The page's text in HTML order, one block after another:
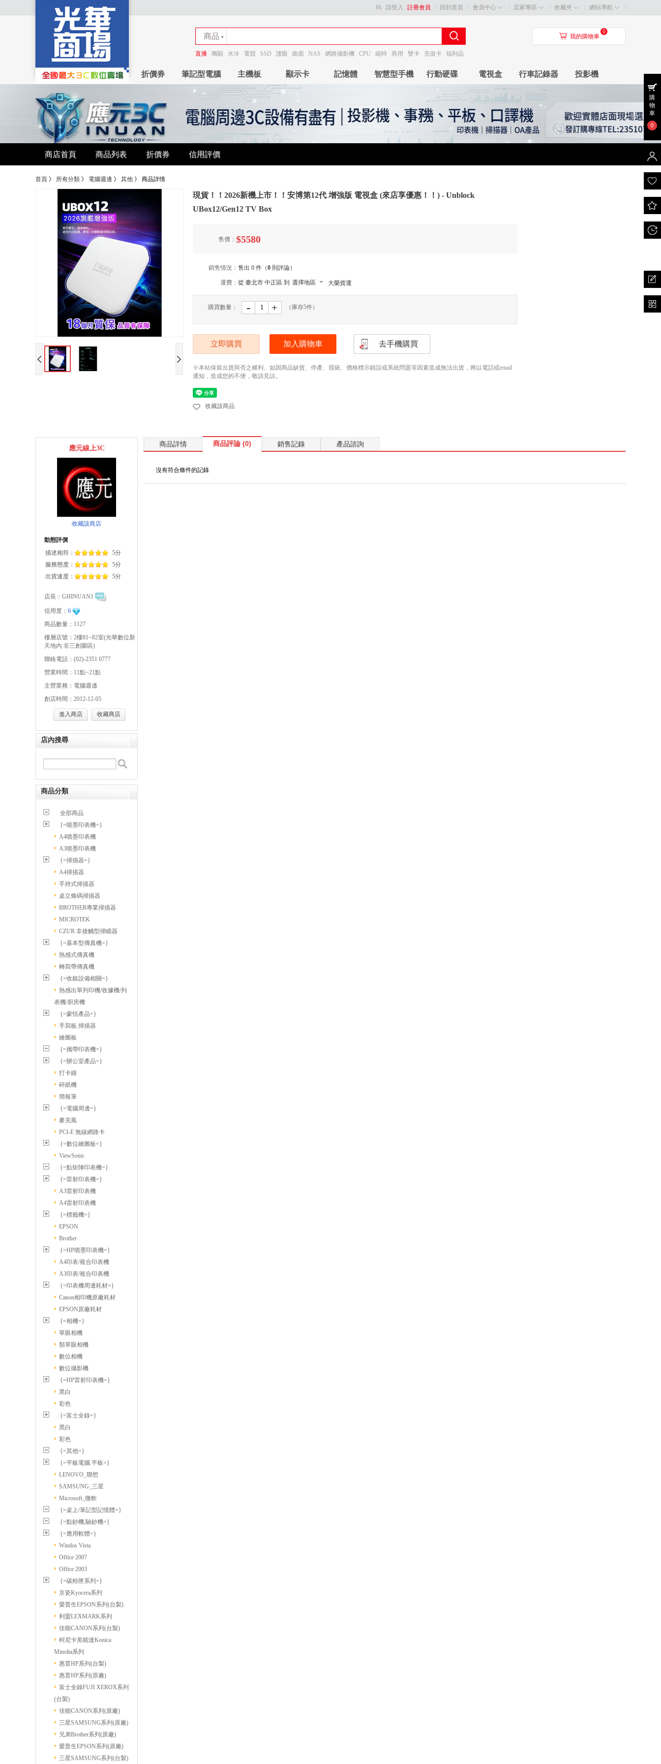
回到首頁 會員中心 店家專區 收藏夾 網站導航
Hi 請登入 註冊會員
商品
商店
直播 獨顯 水冷 電競 SSD 護眼 曲面 NAS 網路攝影機 CPU 縮時 商用 雙卡 充值卡 福利品
󰃦 我的購物車
0
折價券 筆記型電腦 主機板 顯示卡 記憶體 智慧型手機 行動硬碟 電視盒 行車記錄器 投影機
商店首頁 商品列表 折價券 信用評價
首頁 》 所有分類 》 電腦週邊 》 其他 》 商品詳情
現貨！！2026新機上市！！安博第12代 增強版 電視盒 (來店享優惠！！) - Unblock
UBox12/Gen12 TV Box
售價： $5580
銷售情況： 售出 0 件（0 則評論）
運費： 從 臺北市 中正區 到 選擇地區 大榮貨運
購買數量： - ﹢ （庫存5件）
立即購買 加入購物車 去手機購買
※本站保留出貨與否之權利。如因商品缺貨、停產、瑕疵、價格標示錯誤或系統問題等因素造成無法出貨，將以電話或email
通知，造成您的不便，敬請見諒。
收藏該商品
應元線上3C
收藏該商店
動態評價
描述相符：
5分
服務態度：
5分
出貨速度：
5分
店長： GHINUAN1
信用度： 6
商品數量：1127
樓層店號：2樓81~82室(光華數位新
天地內 非三創園區)
聯絡電話：(02)-2351 0777
營業時間：11點~21點
主營業務：電腦週邊
創店時間：2012-12-05
進入商店 收藏商店
店內搜尋
商品分類
全部商品
{=噴墨印表機=}
A4噴墨印表機
A3噴墨印表機
{=掃描器=}
A4掃描器
手持式掃描器
桌立條碼掃描器
BROTHER專業掃描器
MICROTEK
CZUR 非接觸型掃瞄器
{=基本型傳真機=}
熱感式傳真機
轉寫帶傳真機
{=收銀設備相關=}
熱感出單列印機/收據機/列
表機/廚房機
{=蒙恬產品=}
手寫板.掃描器
繪圖板
{=攜帶印表機=}
{=辦公室產品=}
打卡鐘
碎紙機
簡報筆
{=電腦周邊=}
麥克風
PCI-E 無線網路卡
{=數位繪圖板=}
ViewSonic
{=點矩陣印表機=}
{=雷射印表機=}
A3雷射印表機
A4雷射印表機
{=標籤機=}
EPSON
Brother
{=HP噴墨印表機=}
A4印表/複合印表機
A3印表/複合印表機
{=印表機周邊耗材=}
Canon相印機原廠耗材
EPSON原廠耗材
{=相機=}
單眼相機
類單眼相機
數位相機
數位攝影機
{=HP雷射印表機=}
黑白
彩色
{=富士全錄=}
黑白
彩色
{=其他=}
{=平板電腦.平板=}
LENOVO_聯想
SAMSUNG_三星
Microsoft_微軟
{=桌上/筆記型記憶體=}
{=點鈔機,驗鈔機=}
{=應用軟體=}
Windos Vista
Office 2007
Office 2003
{=碳粉匣系列=}
京瓷Kyocera系列
愛普生EPSON系列(台製)
利盟LEXMARK系列
佳能CANON系列(台製)
柯尼卡美能達Konica
Minolta系列
惠普HP系列(台製)
惠普HP系列(原廠)
富士全錄FUJI XEROX系列
(台製)
佳能CANON系列(原廠)
三星SAMSUNG系列(原廠)
兄弟Brother系列(原廠)
愛普生EPSON系列(原廠)
三星SAMSUNG系列(台製)
商品詳情 商品評論 (0) 銷售記錄 產品諮詢
沒有符合條件的記錄
購
物
車
0